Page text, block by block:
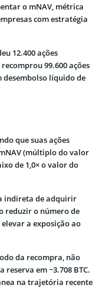
o mNAV, métrica
com estratégia
12.400 ações
99.600 ações
desembolso líquido de
que suas ações
(múltiplo do valor
de 1,0× o valor do
indireta de adquirir
reduzir o número de
a exposição ao
da recompra, não
em ~3.708 BTC.
na trajetória recente